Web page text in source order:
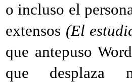
o incluso el
extensos (El
que antepuso
que desplaza